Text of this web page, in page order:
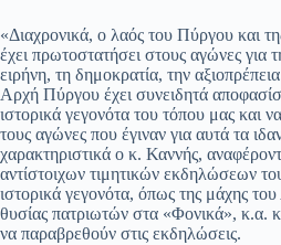
«Διαχρονικά, ο λαός του Πύργου και
έχει πρωτοστατήσει στους αγώνες για
ειρήνη, τη δημοκρατία, την
Αρχή Πύργου έχει συνειδητά
ιστορικά γεγονότα του τόπου μας και
τους αγώνες που έγιναν για αυτά τα
χαρακτηριστικά ο κ. Καννής,
αντίστοιχων τιμητικών εκδηλώσεων
ιστορικά γεγονότα, όπως της μάχης του
θυσίας πατριωτών στα «Φονικά», κ.α.
να παραβρεθούν στις εκδηλώσεις.